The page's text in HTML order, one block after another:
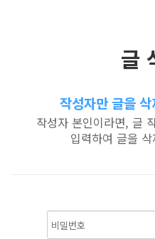
글
작성자만 글을
작성자 본인이라면, 글
입력하여 글을